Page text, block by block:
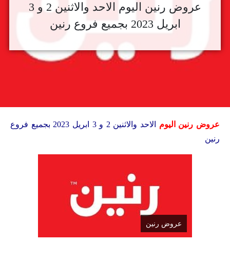
عروض رنين اليوم الاحد والاثنين 2 و 3
ابريل 2023 بجميع فروع رنين
عروض رنين اليوم
الاحد والاثنين 2 و 3 ابريل 2023 بجميع فروع
رنين
عروض رنين